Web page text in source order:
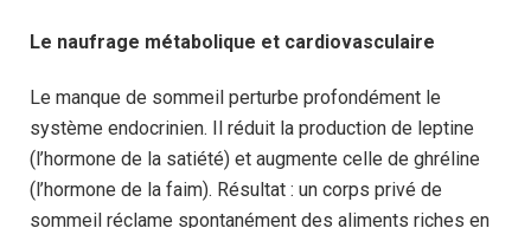
Le naufrage métabolique et cardiovasculaire
Le manque de sommeil perturbe profondément le
système endocrinien. Il réduit la production de leptine
(l’hormone de la satiété) et augmente celle de ghréline
(l’hormone de la faim). Résultat : un corps privé de
sommeil réclame spontanément des aliments riches en